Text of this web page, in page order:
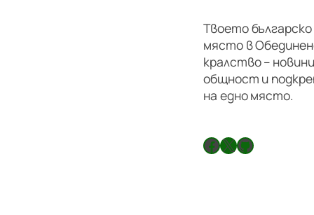
Твоето българско
място в
кралство –
общност и
на едно място.
Facebook X GitHub